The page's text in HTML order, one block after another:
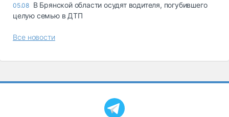
05.08 В Брянской области осудят водителя, погубившего
целую семью в ДТП
Все новости